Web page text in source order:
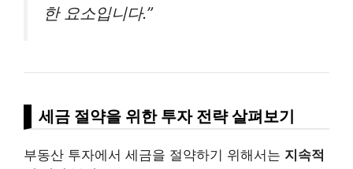
한 요소입니다.”
세금 절약을 위한 투자 전략 살펴보기
부동산 투자에서 세금을 절약하기 위해서는 지속적